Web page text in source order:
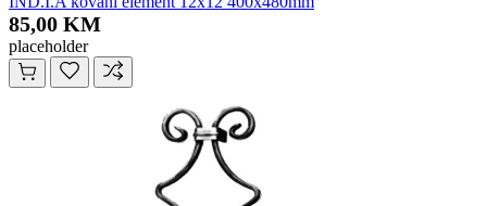
85,00 KM
placeholder